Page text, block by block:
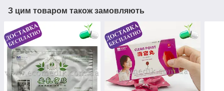
З цим товаром також замовляють